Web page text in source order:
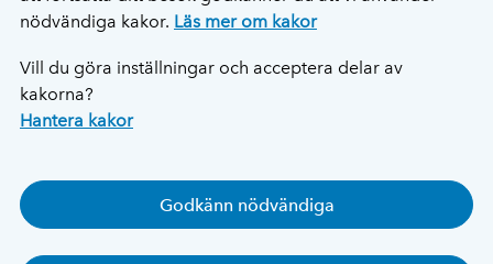
nödvändiga kakor. Läs mer om kakor
Vill du göra inställningar och acceptera delar av
kakorna?
Hantera kakor
Godkänn nödvändiga